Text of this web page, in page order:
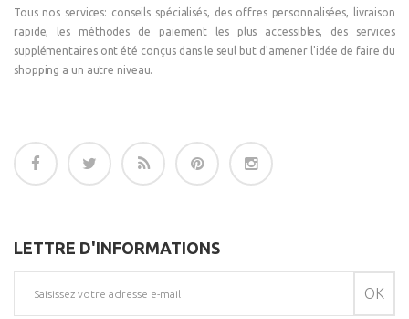
Tous nos services: conseils spécialisés, des offres personnalisées, livraison
rapide, les méthodes de paiement les plus accessibles, des services
supplémentaires ont été conçus dans le seul but d'amener l'idée de faire du
shopping a un autre niveau.
LETTRE D'INFORMATIONS
OK